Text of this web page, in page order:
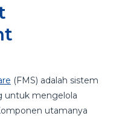
(FMS) adalah sistem
untuk mengelola
utamanya